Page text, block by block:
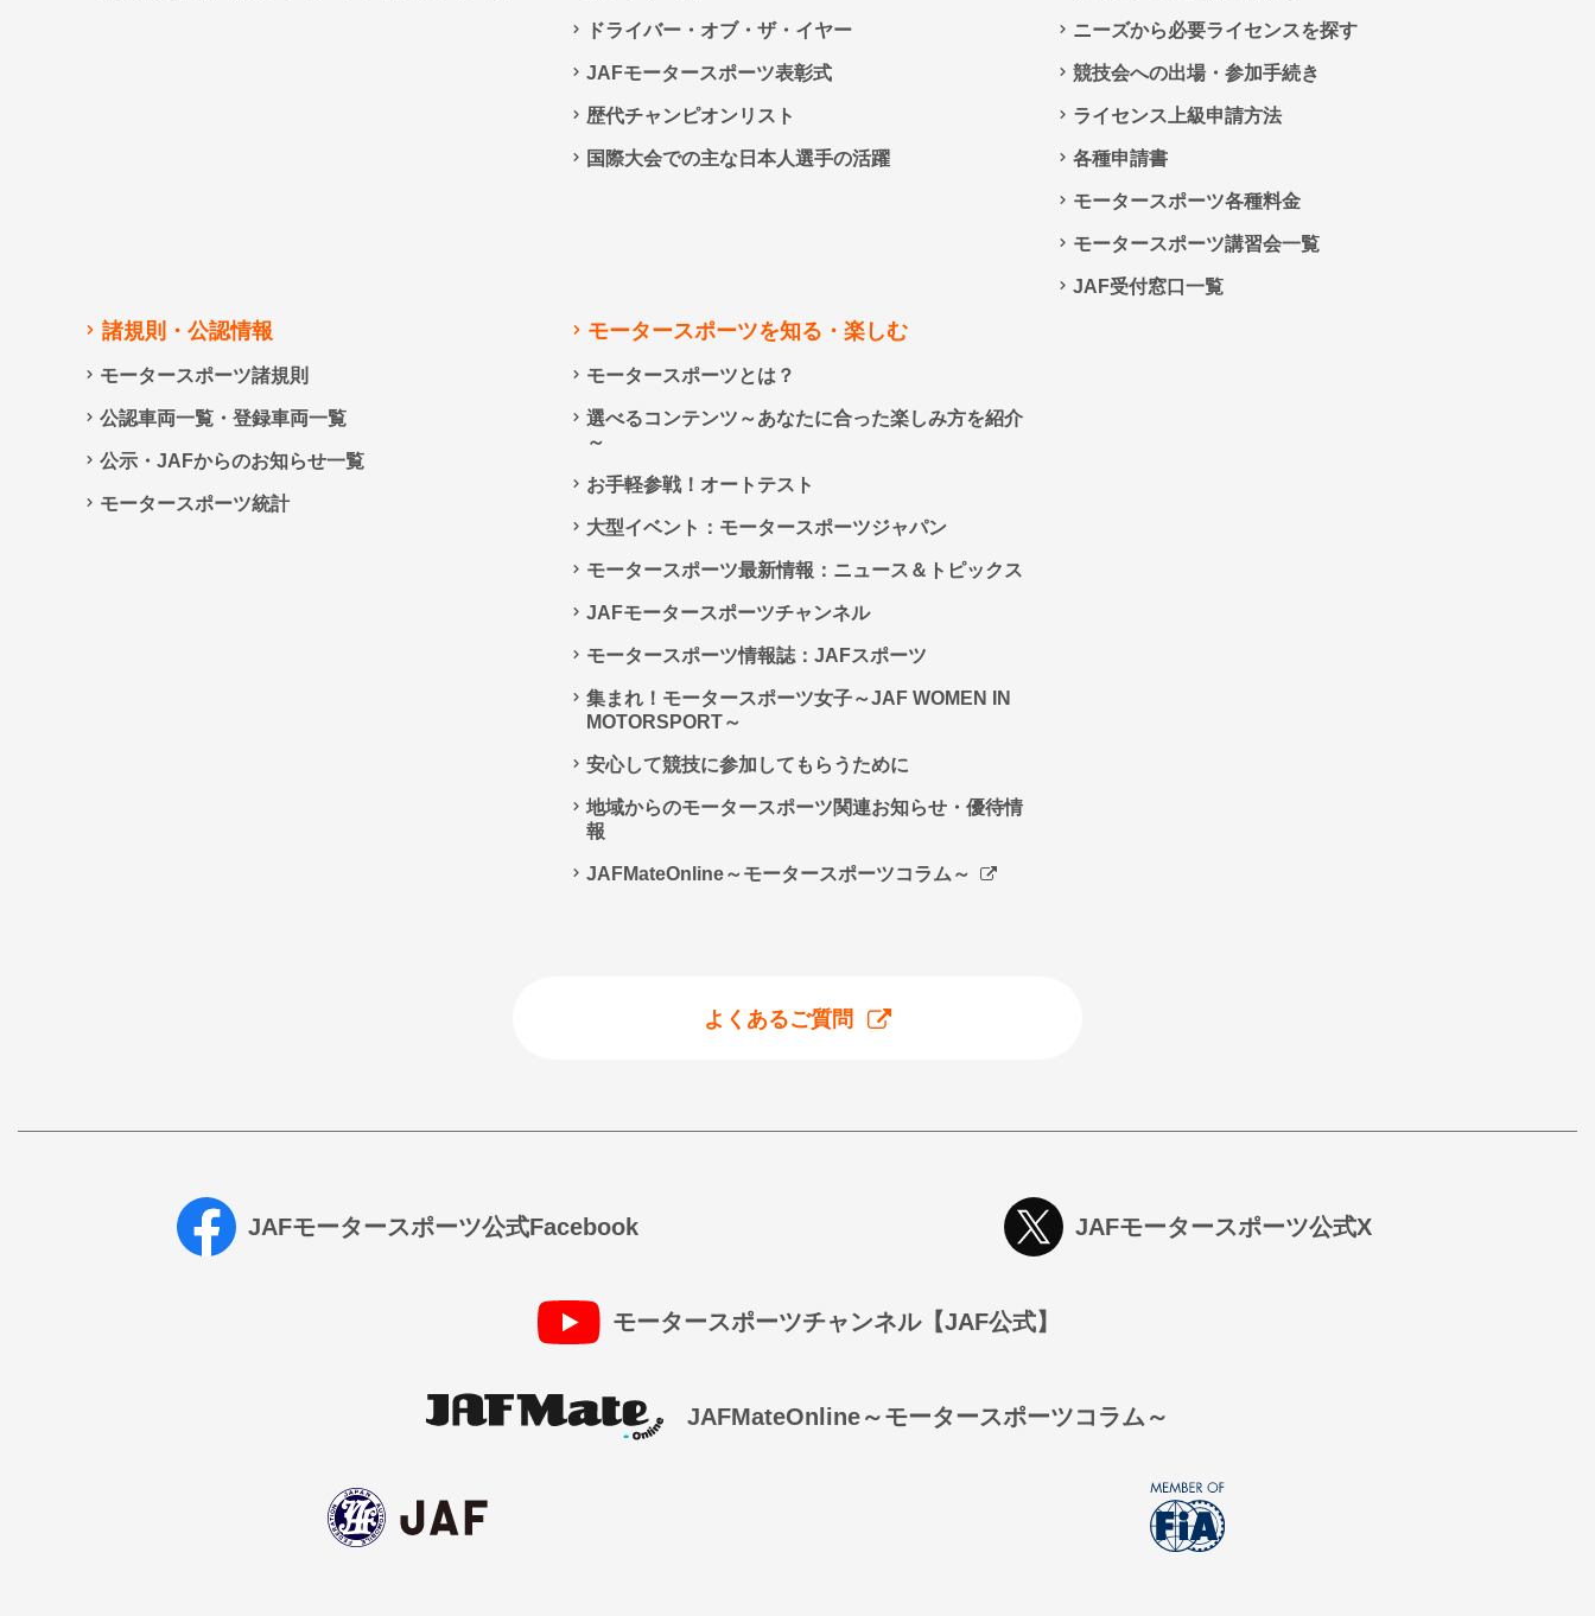
ドライバー・オブ・ザ・イヤー
JAFモータースポーツ表彰式
歴代チャンピオンリスト
国際大会での主な日本人選手の活躍
ニーズから必要ライセンスを探す
競技会への出場・参加手続き
ライセンス上級申請方法
各種申請書
モータースポーツ各種料金
モータースポーツ講習会一覧
JAF受付窓口一覧
諸規則・公認情報
モータースポーツ諸規則
公認車両一覧・登録車両一覧
公示・JAFからのお知らせ一覧
モータースポーツ統計
モータースポーツを知る・楽しむ
モータースポーツとは？
選べるコンテンツ～あなたに合った楽しみ方を紹介
～
お手軽参戦！オートテスト
大型イベント：モータースポーツジャパン
モータースポーツ最新情報：ニュース＆トピックス
JAFモータースポーツチャンネル
モータースポーツ情報誌：JAFスポーツ
集まれ！モータースポーツ女子～JAF WOMEN IN
MOTORSPORT～
安心して競技に参加してもらうために
地域からのモータースポーツ関連お知らせ・優待情
報
JAFMateOnline～モータースポーツコラム～
よくあるご質問
JAFモータースポーツ公式Facebook JAFモータースポーツ公式X
モータースポーツチャンネル【JAF公式】
JAFMateOnline～モータースポーツコラム～